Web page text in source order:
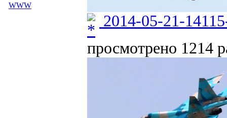
WWW
2014-05-21-
просмотрено 1214